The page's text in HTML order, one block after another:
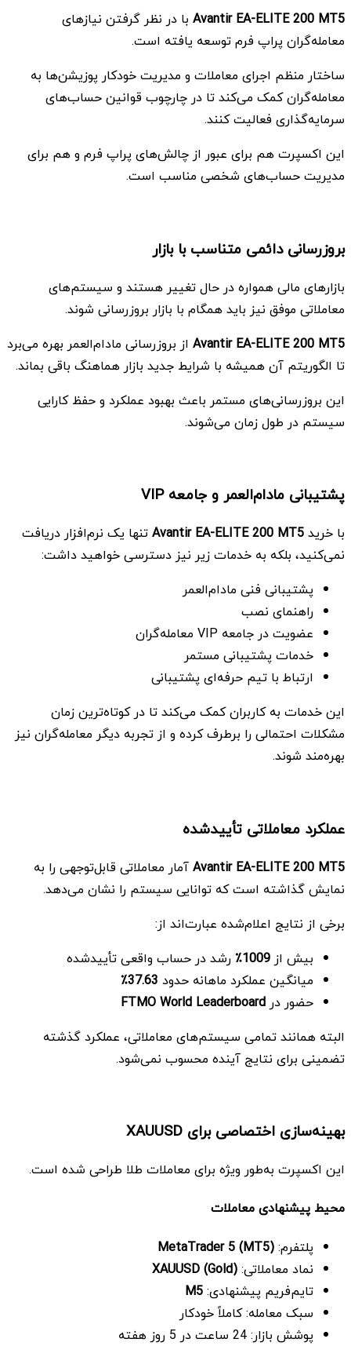
Avantir EA-ELITE 200 MT5 با در نظر گرفتن نیازهای
معامله‌گران پراپ فرم توسعه یافته است.
ساختار منظم اجرای معاملات و مدیریت خودکار پوزیشن‌ها به
معامله‌گران کمک می‌کند تا در چارچوب قوانین حساب‌های
سرمایه‌گذاری فعالیت کنند.
این اکسپرت هم برای عبور از چالش‌های پراپ فرم و هم برای
مدیریت حساب‌های شخصی مناسب است.
بروزرسانی دائمی متناسب با بازار
بازارهای مالی همواره در حال تغییر هستند و سیستم‌های
معاملاتی موفق نیز باید همگام با بازار بروزرسانی شوند.
Avantir EA-ELITE 200 MT5 از بروزرسانی مادام‌العمر بهره می‌برد
تا الگوریتم آن همیشه با شرایط جدید بازار هماهنگ باقی بماند.
این بروزرسانی‌های مستمر باعث بهبود عملکرد و حفظ کارایی
سیستم در طول زمان می‌شوند.
پشتیبانی مادام‌العمر و جامعه VIP
با خریدAvantir EA-ELITE 200 MT5تنها یک نرم‌افزار دریافت
نمی‌کنید، بلکه به خدمات زیر نیز دسترسی خواهید داشت:
پشتیبانی فنی مادام‌العمر
راهنمای نصب
عضویت در جامعه VIP معامله‌گران
خدمات پشتیبانی مستمر
ارتباط با تیم حرفه‌ای پشتیبانی
این خدمات به کاربران کمک می‌کند تا در کوتاه‌ترین زمان
مشکلات احتمالی را برطرف کرده و از تجربه دیگر معامله‌گران نیز
بهره‌مند شوند.
عملکرد معاملاتی تأییدشده
Avantir EA-ELITE 200 MT5آمار معاملاتی قابل‌توجهی را به
نمایش گذاشته است که توانایی سیستم را نشان می‌دهد.
برخی از نتایج اعلام‌شده عبارت‌اند از:
بیش از 1009٪ رشد در حساب واقعی تأییدشده
میانگین عملکرد ماهانه حدود 37.63٪
حضور در FTMO World Leaderboard
البته همانند تمامی سیستم‌های معاملاتی، عملکرد گذشته
تضمینی برای نتایج آینده محسوب نمی‌شود.
بهینه‌سازی اختصاصی برای XAUUSD
این اکسپرت به‌طور ویژه برای معاملات طلا طراحی شده است.
محیط پیشنهادی معاملات
پلتفرم:MetaTrader 5 (MT5)
نماد معاملاتی:XAUUSD (Gold)
تایم‌فریم پیشنهادی:M5
سبک معامله: کاملاً خودکار
پوشش بازار: 24 ساعت در 5 روز هفته